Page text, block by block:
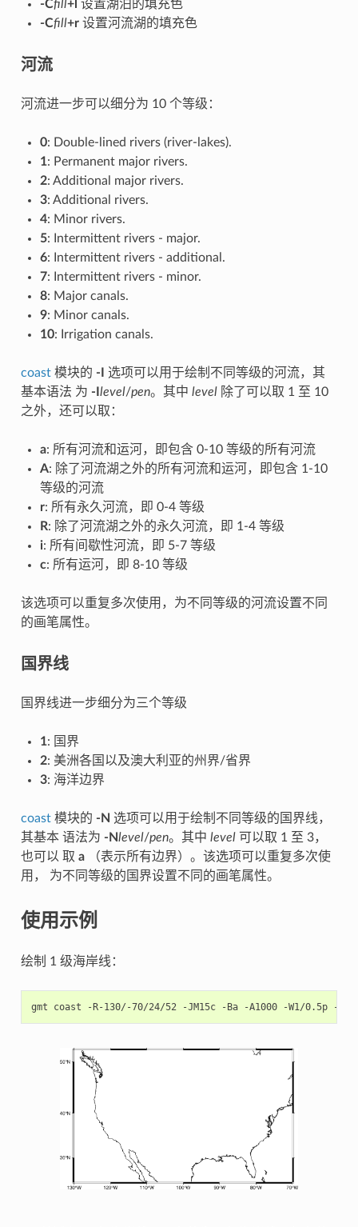
-Cfill+l 设置湖泊的填充色
-Cfill+r设置河流湖的填充色
河流
河流进一步可以细分为 10 个等级：
0: Double-lined rivers (river-lakes).
1: Permanent major rivers.
2: Additional major rivers.
3: Additional rivers.
4: Minor rivers.
5: Intermittent rivers - major.
6: Intermittent rivers - additional.
7: Intermittent rivers - minor.
8: Major canals.
9: Minor canals.
10: Irrigation canals.
coast模块的 -I
选项可以用于绘制不同等级的河流，其
基本语法 为 -I level/pen。其中 level除了可以取 1 至 10
之外，还可以取：
a: 所有河流和运河，即包含 0-10 等级的所有河流
A: 除了河流湖之外的所有河流和运河，即包含 1-10
等级的河流
r: 所有永久河流，即 0-4 等级
R: 除了河流湖之外的永久河流，即 1-4 等级
i: 所有间歇性河流，即 5-7 等级
c: 所有运河，即 8-10 等级
该选项可以重复多次使用，为不同等级的河流设置不同
的画笔属性。
国界线
国界线进一步细分为三个等级
1: 国界
2: 美洲各国以及澳大利亚的州界/省界
3: 海洋边界
coast模块的 -N 选项可以用于绘制不同等级的国界线，
其基本 语法为 -Nlevel/pen。其中 level可以取 1 至 3，
也可以 取 a（表示所有边界）。该选项可以重复多次使
用， 为不同等级的国界设置不同的画笔属性。
使用示例
绘制 1 级海岸线：
gmt coast -R-130/-70/24/52 -JM15c -Ba -A1000 -W1/0.5p -png